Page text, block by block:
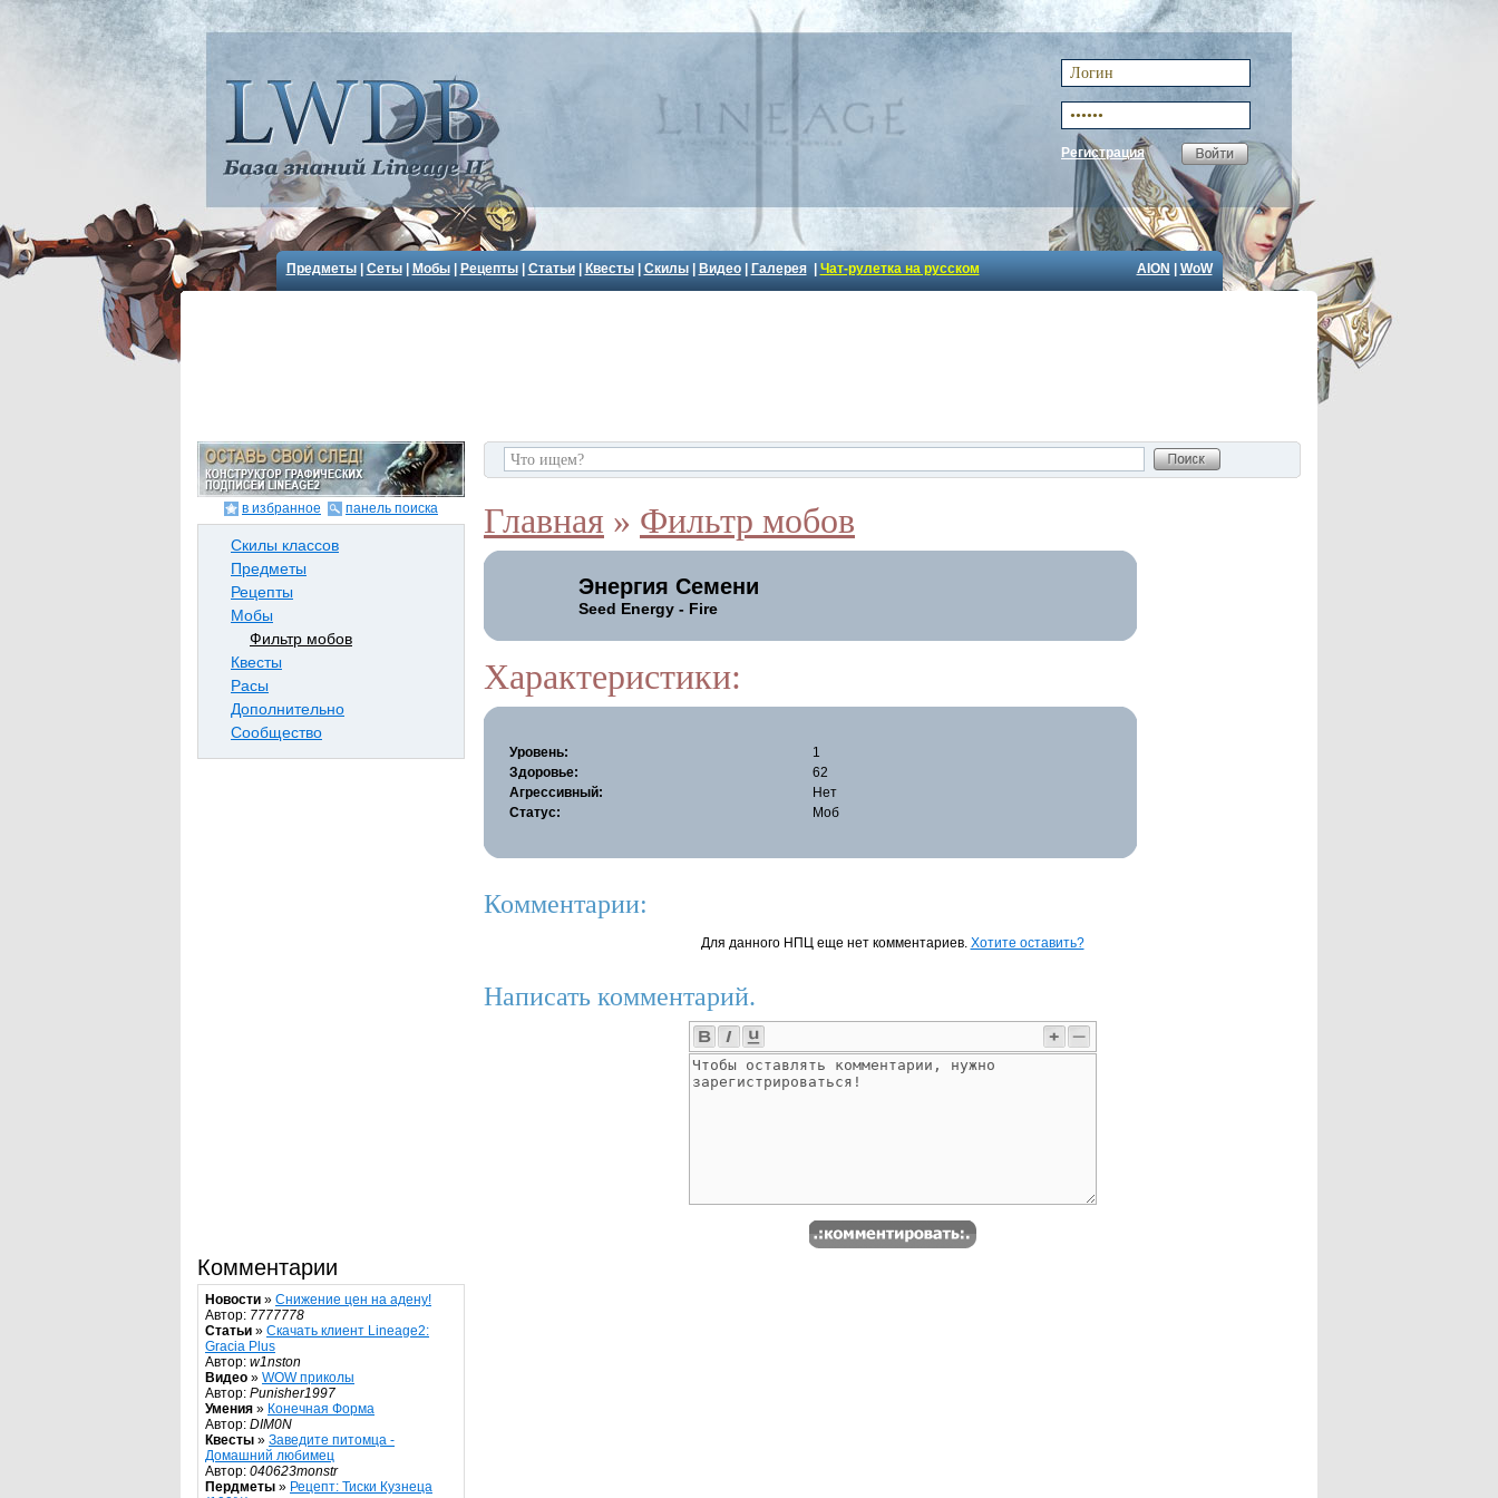
Регистрация
Предметы| Сеты| Мобы| Рецепты| Статьи| Квесты| Скилы| Видео| Галерея| Чат-рулетка на русском AION WoW
в избранное панель поиска
Скилы классов
Предметы
Рецепты
Мобы
Фильтр мобов
Квесты
Расы
Дополнительно
Сообщество
Комментарии
Новости » Снижение цен на адену!
Автор: 7777778
Статьи » Скачать клиент Lineage2:
Gracia Plus
Автор: w1nston
Видео » WOW приколы
Автор: Punisher1997
Умения » Конечная Форма
Автор: DIM0N
Квесты » Заведите питомца -
Домашний любимец
Автор: 040623monstr
Пердметы » Рецепт: Тиски Кузнеца
Главная » Фильтр мобов
Энергия Семени
Seed Energy - Fire
Характеристики:
Уровень:
1
Здоровье:
62
Агрессивный:
Нет
Статус:
Моб
Комментарии:
Для данного НПЦ еще нет комментариев. Хотите оставить?
Написать комментарий.